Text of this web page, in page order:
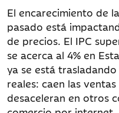
El encarecimiento de
pasado está
de precios. El IPC
se acerca al 4% en
ya se está
reales: caen las
desaceleran en otros